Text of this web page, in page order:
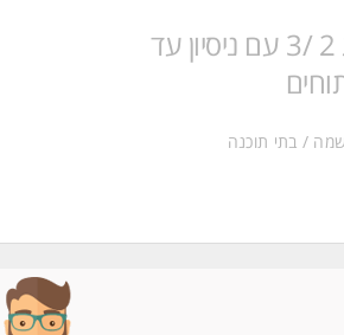
מנהל /ת חשבונות סוג 2 /3 עם ניסיון עד
/ בתי תוכנה